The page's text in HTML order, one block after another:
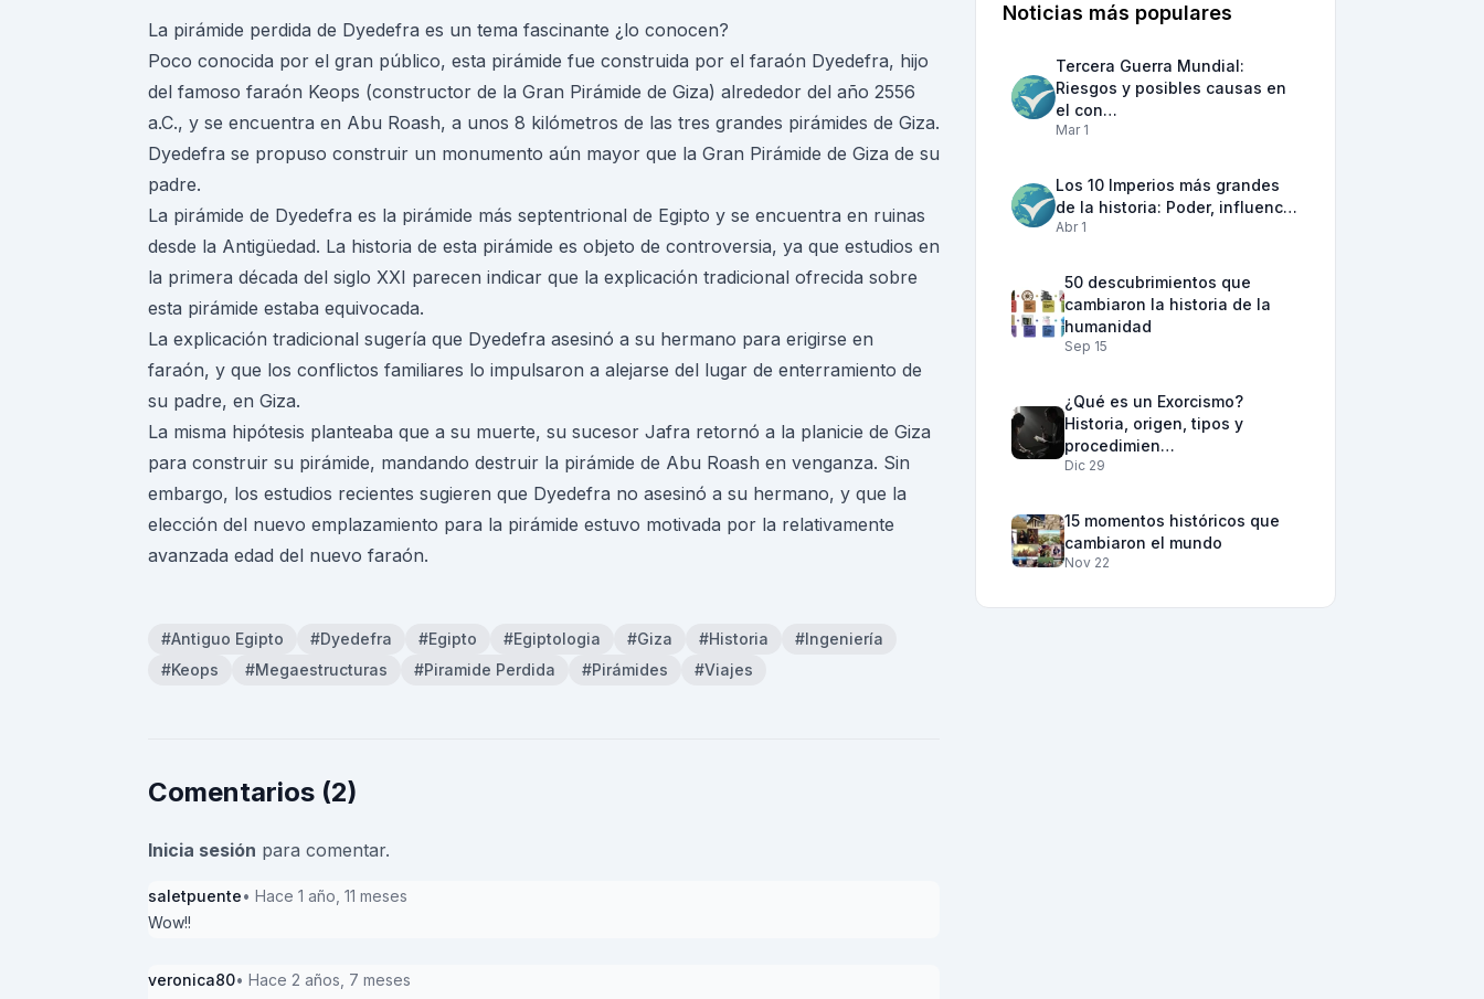
La pirámide perdida de Dyedefra es un tema fascinante ¿lo conocen?
Poco conocida por el gran público, esta pirámide fue construida por el faraón Dyedefra, hijo
del famoso faraón Keops (constructor de la Gran Pirámide de Giza) alrededor del año 2556
a.C., y se encuentra en Abu Roash, a unos 8 kilómetros de las tres grandes pirámides de Giza.
Dyedefra se propuso construir un monumento aún mayor que la Gran Pirámide de Giza de su
padre.
La pirámide de Dyedefra es la pirámide más septentrional de Egipto y se encuentra en ruinas
desde la Antigüedad. La historia de esta pirámide es objeto de controversia, ya que estudios en
la primera década del siglo XXI parecen indicar que la explicación tradicional ofrecida sobre
esta pirámide estaba equivocada.
La explicación tradicional sugería que Dyedefra asesinó a su hermano para erigirse en
faraón, y que los conflictos familiares lo impulsaron a alejarse del lugar de enterramiento de
su padre, en Giza.
La misma hipótesis planteaba que a su muerte, su sucesor Jafra retornó a la planicie de Giza
para construir su pirámide, mandando destruir la pirámide de Abu Roash en venganza. Sin
embargo, los estudios recientes sugieren que Dyedefra no asesinó a su hermano, y que la
elección del nuevo emplazamiento para la pirámide estuvo motivada por la relativamente
avanzada edad del nuevo faraón.
#Antiguo Egipto #Dyedefra #Egipto #Egiptologia #Giza #Historia
#Ingeniería
#Keops
#Megaestructuras #Piramide Perdida #Pirámides #Viajes
Comentarios (2)
Inicia sesión para comentar.
saletpuente• Hace 1 año, 11 meses
Wow!!
veronica80• Hace 2 años, 7 meses
Noticias más populares
Tercera Guerra Mundial:
Riesgos y posibles causas en
el con…
Mar 1
Los 10 Imperios más grandes
de la historia: Poder, influenc…
Abr 1
50 descubrimientos que
cambiaron la historia de la
humanidad
Sep 15
¿Qué es un Exorcismo?
Historia, origen, tipos y
procedimien…
Dic 29
15 momentos históricos que
cambiaron el mundo
Nov 22